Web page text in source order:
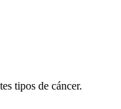
tipos de cáncer.